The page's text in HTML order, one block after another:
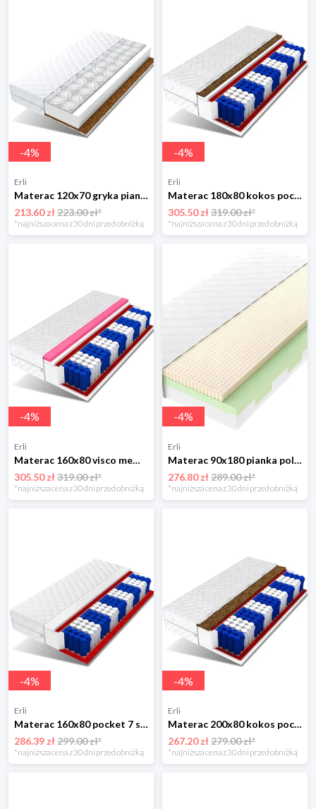
-4%
Erli
Materac 120x70 gryka pianka kokos BIANKA
213.60 zł223.00 zł*
*najniższa cena z 30 dni przed obniżką
-4%
Erli
Materac 180x80 kokos pocket 7 stref 15cm MARS
305.50 zł319.00 zł*
*najniższa cena z 30 dni przed obniżką
-4%
Erli
Materac 160x80 visco memory pocket 7 stref SOLARIS
305.50 zł319.00 zł*
*najniższa cena z 30 dni przed obniżką
-4%
Erli
Materac 90x180 pianka poliuretanowa T25 strefowy lateks BERRY
276.80 zł289.00 zł*
*najniższa cena z 30 dni przed obniżką
-4%
Erli
Materac 160x80 pocket 7 stref 12 cm DINO
286.39 zł299.00 zł*
*najniższa cena z 30 dni przed obniżką
-4%
Erli
Materac 200x80 kokos pocket 7 stref 14 cm MILO
267.20 zł279.00 zł*
*najniższa cena z 30 dni przed obniżką